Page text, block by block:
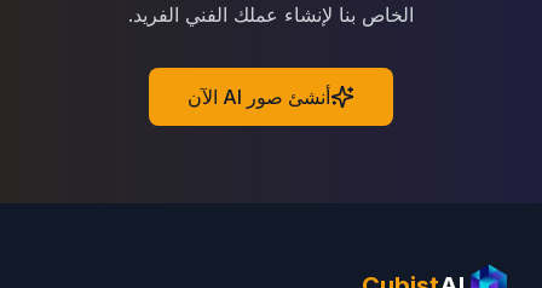
الخاص بنا لإنشاء عملك الفني الفريد.
أنشئ صور AI الآن